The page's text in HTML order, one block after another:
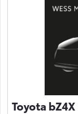
Toyota bZ4X